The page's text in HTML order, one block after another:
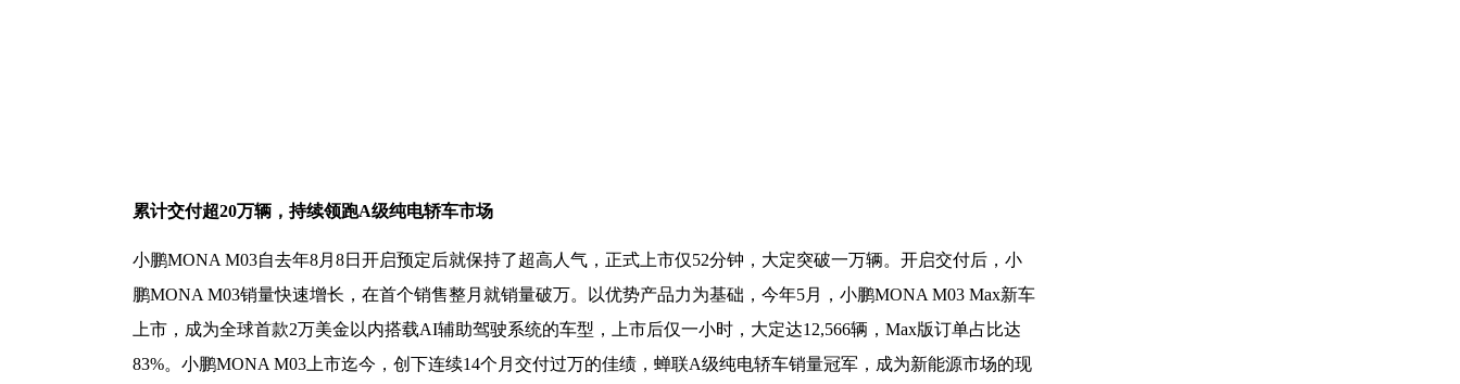
累计交付超20万辆，持续领跑A级纯电轿车市场
小鹏MONA M03自去年8月8日开启预定后就保持了超高人气，正式上市仅52分钟，大定突破一万辆。开启交付后，小
鹏MONA M03销量快速增长，在首个销售整月就销量破万。以优势产品力为基础，今年5月，小鹏MONA M03 Max新车
上市，成为全球首款2万美金以内搭载AI辅助驾驶系统的车型，上市后仅一小时，大定达12,566辆，Max版订单占比达
83%。小鹏MONA M03上市迄今，创下连续14个月交付过万的佳绩，蝉联A级纯电轿车销量冠军，成为新能源市场的现